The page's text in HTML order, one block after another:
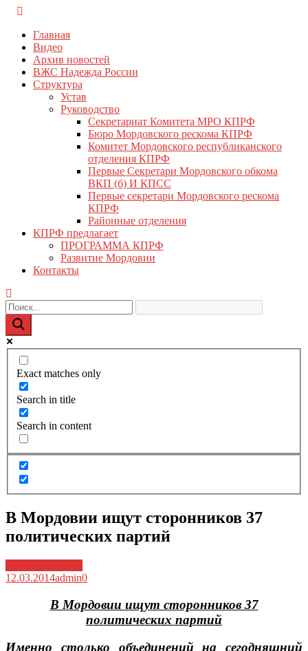
Перейти
содержимому
Главная
Видео
Архив новостей
ВЖС Надежда России
Структура
Устав
Руководство
Секретариат Комитета МРО КПРФ
Бюро Мордовского рескома КПРФ
Комитет Мордовского республиканского
отделения КПРФ
Первые Секретари Мордовского обкома
ВКП (б) И КПСС
Первые секретари Мордовского рескома
КПРФ
Районные отделения
КПРФ предлагает
ПРОГРАММА КПРФ
Развитие Мордовии
Контакты
Exact matches only
Search in title
Search in content
В Мордовии ищут сторонников 37
политических партий
12.03.2014admin0
В Мордовии ищут сторонников 37
политических партий
Именно столько объединений на сегодняшний